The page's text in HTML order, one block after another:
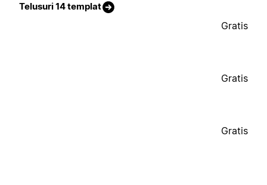
Telusuri 14 templat
Gratis
Gratis
Gratis